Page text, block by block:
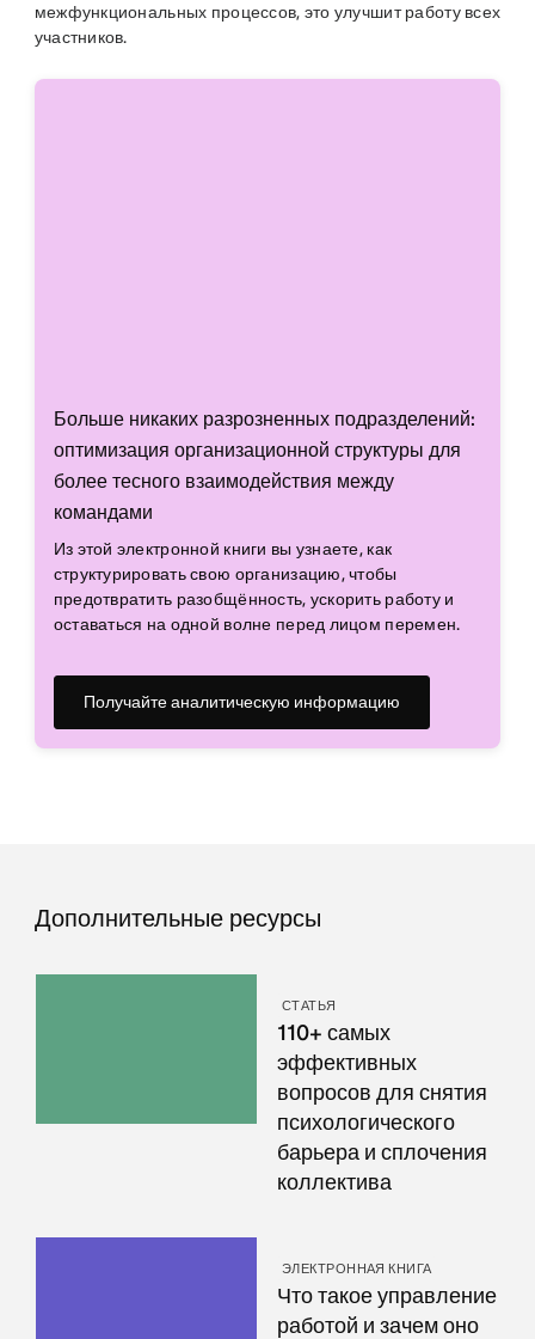
межфункциональных процессов, это улучшит работу всех
участников.
Больше никаких разрозненных подразделений:
оптимизация организационной структуры для
более тесного взаимодействия между
командами
Из этой электронной книги вы узнаете, как
структурировать свою организацию, чтобы
предотвратить разобщённость, ускорить работу и
оставаться на одной волне перед лицом перемен.
Получайте аналитическую информацию
Дополнительные ресурсы
СТАТЬЯ
110+ самых
эффективных
вопросов для снятия
психологического
барьера и сплочения
коллектива
ЭЛЕКТРОННАЯ КНИГА
Что такое управление
работой и зачем оно